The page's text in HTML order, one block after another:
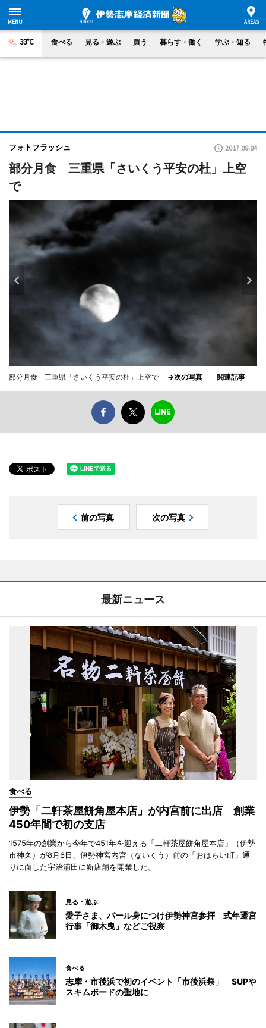
33°C 食べる 見る・遊ぶ 買う 暮らす・働く 学ぶ・知る
フォトフラッシュ 2017.09.04
部分月食 三重県「さいくう平安の杜」上空
で
部分月食 三重県「さいくう平安の杜」上空で →次の写真 関連記事
前の写真 次の写真
最新ニュース
食べる
伊勢「二軒茶屋餅角屋本店」が内宮前に出店 創業
450年間で初の支店
1575年の創業から今年で451年を迎える「二軒茶屋餅角屋本店」（伊勢
市神久）が8月6日、伊勢神宮内宮（ないくう）前の「おはらい町」通
りに面した宇治浦田に新店舗を開業した。
見る・遊ぶ
愛子さま、パール身につけ伊勢神宮参拝 式年遷宮
行事「御木曳」などご視察
食べる
志摩・市後浜で初のイベント「市後浜祭」 SUPや
スキムボードの聖地に